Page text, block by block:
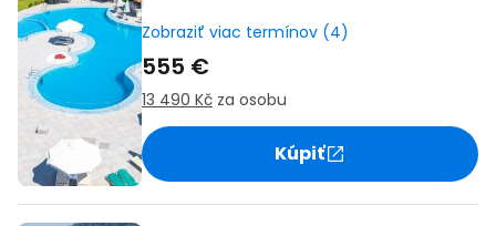
Zobraziť viac termínov (4)
555 €
13 490 Kč za osobu
Kúpiť